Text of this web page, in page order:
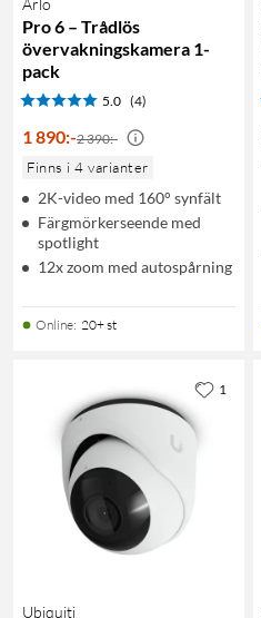
Pro 6 – Trådlös
övervakningskamera 1-
pack
5.0 (4)
1 890:-2 390:-
Finns i 4 varianter
2K-video med 160° synfält
Färgmörkerseende med
spotlight
12x zoom med autospårning
Online: 20+ st
Ubiquiti
1